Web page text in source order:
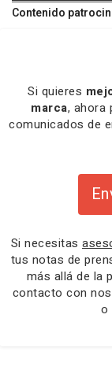
Contenido
Si quieres
marca, ahora
comunicados de
Si necesitas
tus notas de
más allá de la
contacto con
o